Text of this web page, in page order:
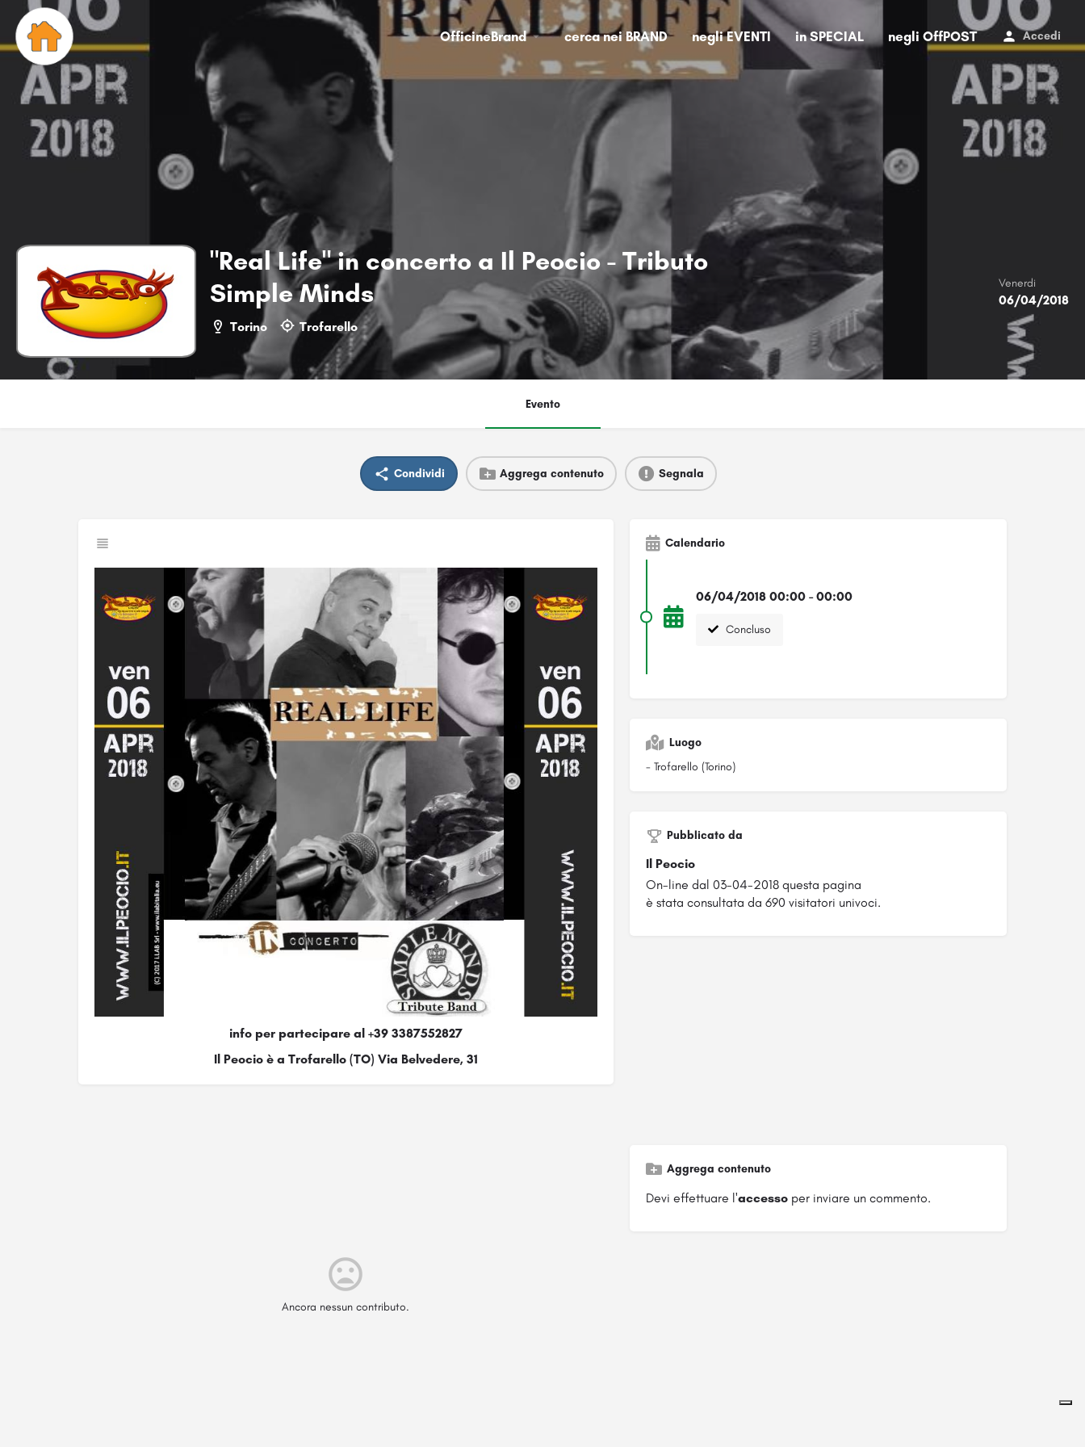
OfficineBrand cerca nei BRAND negli EVENTI in SPECIAL negli OffPOST Accedi
"Real Life" in concerto a Il Peocio - Tributo
Simple Minds
Torino Trofarello
Venerdi
06/04/2018
Evento
Condividi Aggrega contenuto Segnala
info per partecipare al +39 3387552827
Il Peocio è a Trofarello (TO) Via Belvedere, 31
Calendario
06/04/2018 00:00 - 00:00
Concluso
Luogo
- Trofarello (Torino)
Pubblicato da
Il Peocio
On-line dal 03-04-2018 questa pagina
è stata consultata da 690 visitatori univoci.
Ancora nessun contributo.
Aggrega contenuto
Devi effettuare l'accessoper inviare un commento.